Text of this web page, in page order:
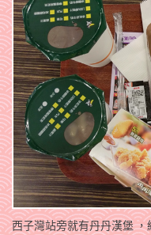
西子灣站旁就有丹丹漢堡